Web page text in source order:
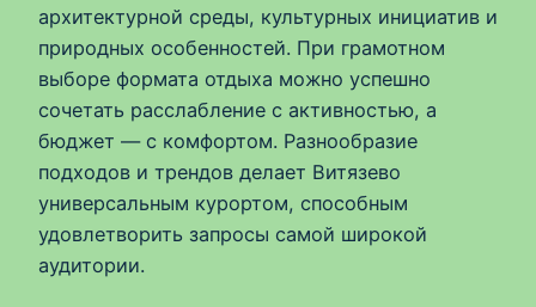
архитектурной среды, культурных инициатив и
природных особенностей. При грамотном
выборе формата отдыха можно успешно
сочетать расслабление с активностью, а
бюджет — с комфортом. Разнообразие
подходов и трендов делает Витязево
универсальным курортом, способным
удовлетворить запросы самой широкой
аудитории.